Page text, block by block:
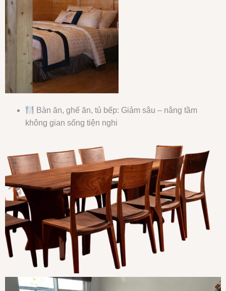
Bàn ăn, ghế ăn, tủ bếp: Giảm sâu – nâng tầm
không gian sống tiện nghi